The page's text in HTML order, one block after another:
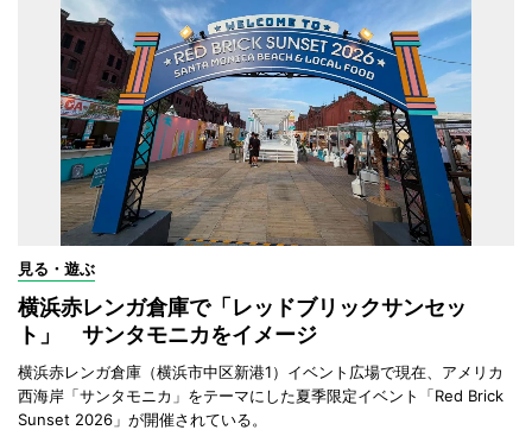
見る・遊ぶ
横浜赤レンガ倉庫で「レッドブリックサンセッ
ト」 サンタモニカをイメージ
横浜赤レンガ倉庫（横浜市中区新港1）イベント広場で現在、アメリカ
西海岸「サンタモニカ」をテーマにした夏季限定イベント「Red Brick
Sunset 2026」が開催されている。